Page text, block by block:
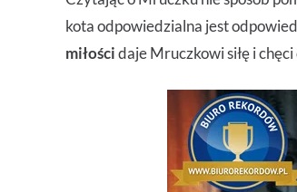
kota odpowiedzialna jest
miłościdaje Mruczkowi siłę i chęci